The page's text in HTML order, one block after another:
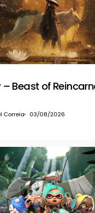
– Beast of
Correia 03/08/2026